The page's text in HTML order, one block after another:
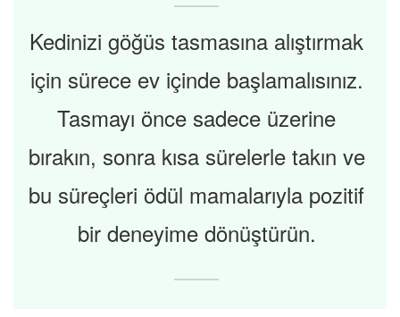
Kedinizi göğüs tasmasına alıştırmak
için sürece ev içinde başlamalısınız.
Tasmayı önce sadece üzerine
bırakın, sonra kısa sürelerle takın ve
bu süreçleri ödül mamalarıyla pozitif
bir deneyime dönüştürün.